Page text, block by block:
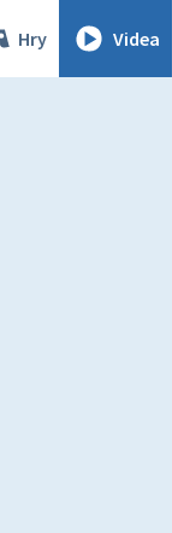
Hry Videa